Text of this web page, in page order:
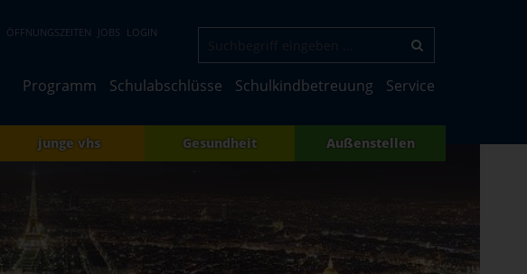
ÖFFNUNGSZEITEN JOBS LOGIN
Programm Schulabschlüsse Schulkindbetreuung Service
junge vhs Gesundheit Außenstellen